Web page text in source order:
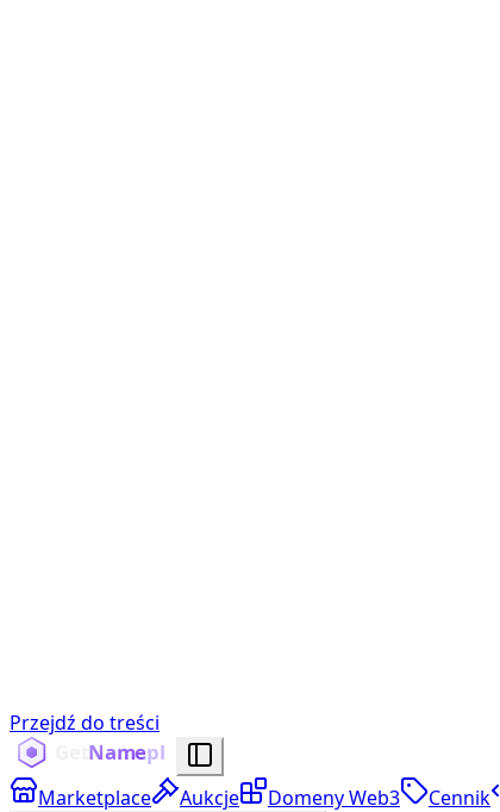
Przejdź do treści
Marketplace Aukcje Domeny Web3 Cennik